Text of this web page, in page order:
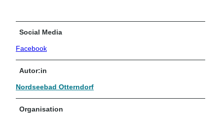
Social Media
Facebook
Autor:in
Nordseebad Otterndorf
Organisation